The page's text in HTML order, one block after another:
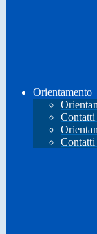
Orientamento